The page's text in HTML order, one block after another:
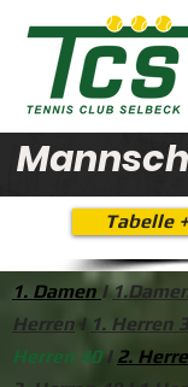
Tabelle
1. Damen I
Herren I 1. Herren
Herren 40I 2.